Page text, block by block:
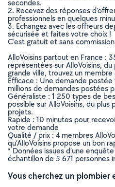
secondes.
2. Recevez des réponses
professionnels en quelques
3. Echangez avec les offreurs
sécurisée et faites votre choix !
C’est gratuit et sans
AlloVoisins partout en France :
représentées sur AlloVoisins,
grande ville, trouvez un
Efficace : Une demande
millions de demandes postées
Généraliste : 1 250 types de
possible sur AlloVoisins, du
projets.
Rapide : 10 minutes pour
votre demande
Qualité / prix : 4 membres
qu’AlloVoisins propose un bon
* Données issues d’une
échantillon de 5 671 personnes
Vous cherchez un plombier